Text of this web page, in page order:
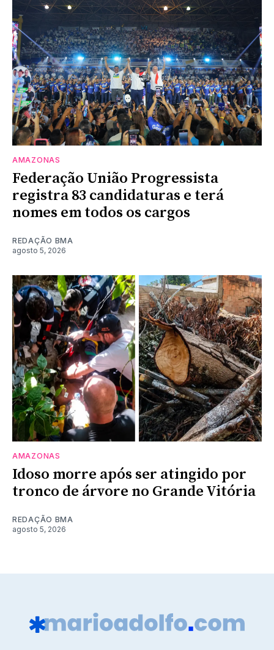
AMAZONAS
Federação União Progressista
registra 83 candidaturas e terá
nomes em todos os cargos
REDAÇÃO BMA
agosto 5, 2026
AMAZONAS
Idoso morre após ser atingido por
tronco de árvore no Grande Vitória
REDAÇÃO BMA
agosto 5, 2026